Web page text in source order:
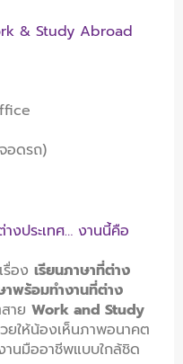
& Study Abroad
อดรถ)
งประเทศ… งานนี้คือ
รื่อง เรียนภาษาที่ต่าง
าพร้อมทำงานที่ต่าง
าย Work and Study
ยให้น้องเห็นภาพอนาคต
านมืออาชีพแบบใกล้ชิด